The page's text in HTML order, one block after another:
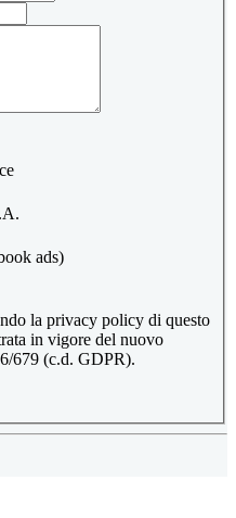
ads)
la privacy policy di questo
in vigore del nuovo
679 (c.d. GDPR).